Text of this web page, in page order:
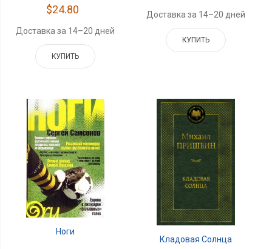
$24.80
Доставка за 14–20 дней
КУПИТЬ
Доставка за 14–20 дней
КУПИТЬ
Ноги
Кладовая Солнца